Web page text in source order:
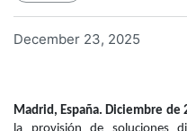
December 23, 2025
Madrid, España. Diciembre de